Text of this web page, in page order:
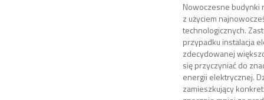
Nowoczesne budynki
z użyciem
technologicznych.
przypadku instalacja
zdecydowanej
się przyczyniać do
energii elektrycznej.
zamieszkujący